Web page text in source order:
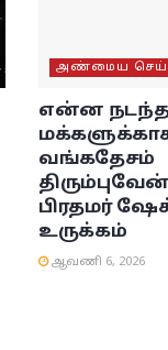
அண்மைய
என்ன
வங்கதேசம்
பிரதமர்
உருக்கம்
ஆவணி 6, 2026